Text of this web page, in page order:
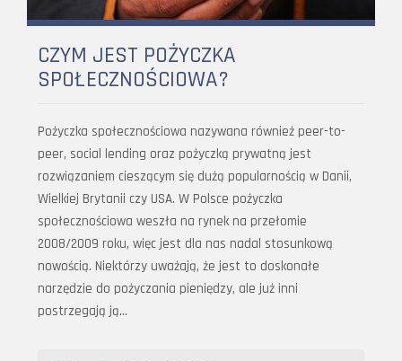
CZYM JEST POŻYCZKA
SPOŁECZNOŚCIOWA?
Pożyczka społecznościowa nazywana również peer-to-
peer, social lending oraz pożyczką prywatną jest
rozwiązaniem cieszącym się dużą popularnością w Danii,
Wielkiej Brytanii czy USA. W Polsce pożyczka
społecznościowa weszła na rynek na przełomie
2008/2009 roku, więc jest dla nas nadal stosunkową
nowością. Niektórzy uważają, że jest to doskonałe
narzędzie do pożyczania pieniędzy, ale już inni
postrzegają ją…